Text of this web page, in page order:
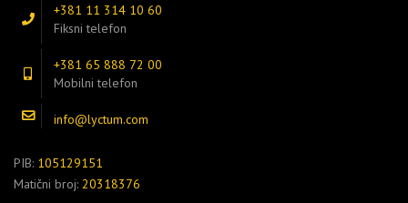
+381 11 314 10 60
Fiksni telefon
+381 65 888 72 00
Mobilni telefon
info@lyctum.com
PIB: 105129151
Matični broj: 20318376